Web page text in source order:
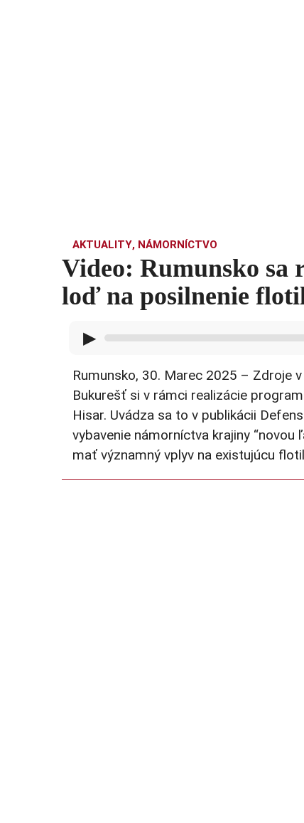
AKTUALITY, NÁMORNÍCTVO
Video: Rumunsko sa
loď na posilnenie
▶
Rumunsko, 30. Marec 2025 – Zdroje
Bukurešť si v rámci realizácie
Hisar. Uvádza sa to v publikácii
vybavenie námorníctva krajiny
mať významný vplyv na existujúcu